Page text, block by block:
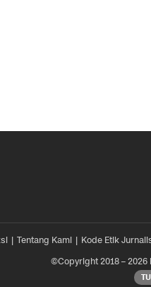
Tentang Kami Kode Etik
©Copyright 2018 –